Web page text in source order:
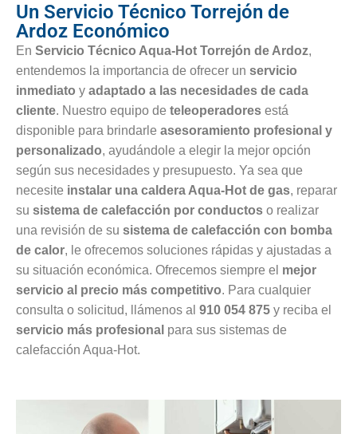
Un Servicio Técnico Torrejón de
Ardoz Económico
En Servicio Técnico Aqua-Hot Torrejón de Ardoz,
entendemos la importancia de ofrecer un servicio
inmediato y adaptado a las necesidades de cada
cliente. Nuestro equipo de teleoperadores está
disponible para brindarle asesoramiento profesional y
personalizado, ayudándole a elegir la mejor opción
según sus necesidades y presupuesto. Ya sea que
necesite instalar una caldera Aqua-Hot de gas, reparar
su sistema de calefacción por conductos o realizar
una revisión de su sistema de calefacción con bomba
de calor, le ofrecemos soluciones rápidas y ajustadas a
su situación económica. Ofrecemos siempre el mejor
servicio al precio más competitivo. Para cualquier
consulta o solicitud, llámenos al 910 054 875 y reciba el
servicio más profesional para sus sistemas de
calefacción Aqua-Hot.